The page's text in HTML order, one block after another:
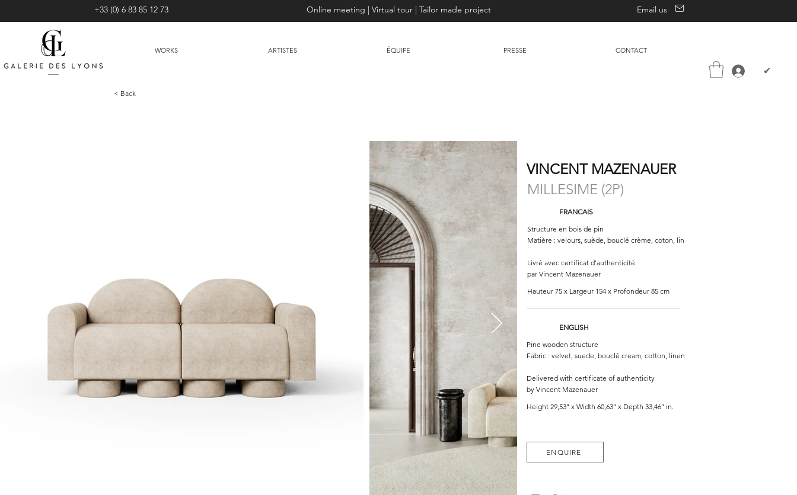
+33 (0) 6 83 85 12 73 Online meeting | Virtual tour | Tailor made project Email us
WORKS ARTISTES ÉQUIPE PRESSE CONTACT
✔
VINCENT MAZENAUER
MILLESIME (2P)
FRANCAIS
Structure en bois de pin
Matière : velours, suède, bouclé crème, coton, lin
Livré avec certificat d'authenticité
par Vincent Mazenauer
Hauteur 75 x Largeur 154 x Profondeur 85 cm
ENGLISH
Pine wooden structure
Fabric : velvet, suede, bouclé cream, cotton, linen
Delivered with certificate of authenticity
by Vincent Mazenauer
Height 29,53’’ x Width 60,63’’ x Depth 33,46’’ in.
ENQUIRE
< Back